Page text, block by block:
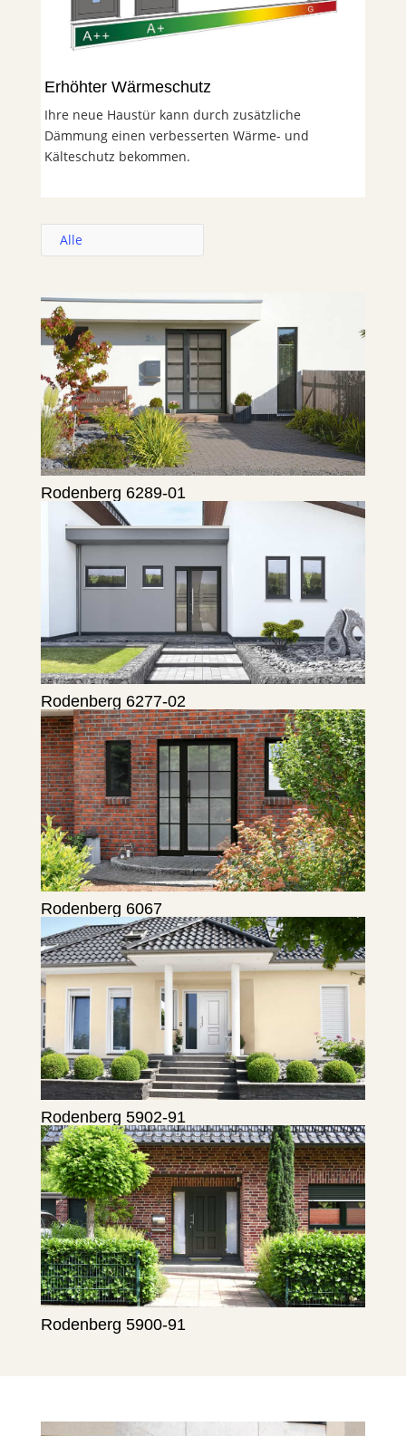
Erhöhter Wärmeschutz
Ihre neue Haustür kann durch zusätzliche
Dämmung einen verbesserten Wärme- und
Kälteschutz bekommen.
Alle
Rodenberg 6289-01
Rodenberg 6277-02
Rodenberg 6067
Rodenberg 5902-91
Rodenberg 5900-91